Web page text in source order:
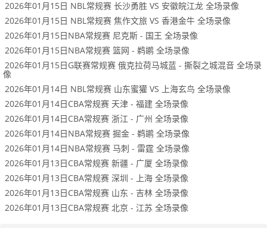
2026年01月15日 NBL常规赛 长沙勇胜 VS 安徽皖江龙 全场录像
2026年01月15日 NBL常规赛 焦作文旅 VS 香港金牛 全场录像
2026年01月15日NBA常规赛 尼克斯 - 国王 全场录像
2026年01月15日NBA常规赛 篮网 - 鹈鹕 全场录像
2026年01月15日G联赛常规赛 俄克拉荷马城蓝 - 撕裂之城混音 全场录
像
2026年01月14日 NBL常规赛 山东蜜獾 VS 上海玄鸟 全场录像
2026年01月14日CBA常规赛 天津 - 福建 全场录像
2026年01月14日CBA常规赛 浙江 - 广州 全场录像
2026年01月14日NBA常规赛 掘金 - 鹈鹕 全场录像
2026年01月14日NBA常规赛 马刺 - 雷霆 全场录像
2026年01月13日CBA常规赛 新疆 - 广厦 全场录像
2026年01月13日CBA常规赛 深圳 - 上海 全场录像
2026年01月13日CBA常规赛 山东 - 吉林 全场录像
2026年01月13日CBA常规赛 北京 - 江苏 全场录像